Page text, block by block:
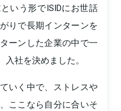
いう形でISIDにお世話
りで長期インターンを
ーンした企業の中で一
社を決めました。
いく中で、ストレスや
ここなら自分に合いそ